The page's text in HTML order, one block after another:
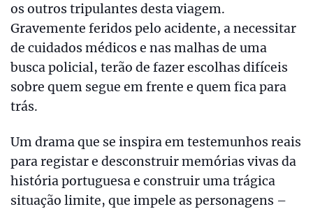
os outros tripulantes desta viagem.
Gravemente feridos pelo acidente, a necessitar
de cuidados médicos e nas malhas de uma
busca policial, terão de fazer escolhas difíceis
sobre quem segue em frente e quem fica para
trás.
Um drama que se inspira em testemunhos reais
para registar e desconstruir memórias vivas da
história portuguesa e construir uma trágica
situação limite, que impele as personagens –